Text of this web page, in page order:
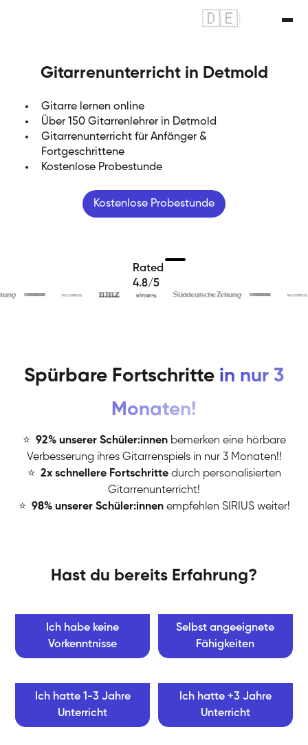
🇩🇪
Gitarrenunterricht in Detmold
Gitarre lernen online
Über 150 Gitarrenlehrer in Detmold
Gitarrenunterricht für Anfänger &
Fortgeschrittene
Kostenlose Probestunde
Kostenlose Probestunde
Rated
4.8/5
Spürbare Fortschritte in nur 3
Monaten!
⭐ 92% unserer Schüler:innen bemerken eine hörbare
Verbesserung ihres Gitarrenspiels in nur 3 Monaten!!
⭐ 2x schnellere Fortschritte durch personalisierten
Gitarrenunterricht!
⭐ 98% unserer Schüler:innen empfehlen SIRIUS weiter!
Hast du bereits Erfahrung?
Ich habe keine
Vorkenntnisse
Selbst angeeignete
Fähigkeiten
Ich hatte 1-3 Jahre
Unterricht
Ich hatte +3 Jahre
Unterricht